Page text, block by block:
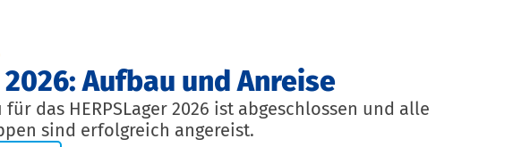
2026: Aufbau und Anreise
für das HERPSLager 2026 ist abgeschlossen und alle
sind erfolgreich angereist.